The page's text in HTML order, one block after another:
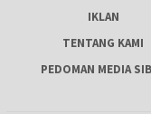
IKLAN
TENTANG KAMI
PEDOMAN MEDIA